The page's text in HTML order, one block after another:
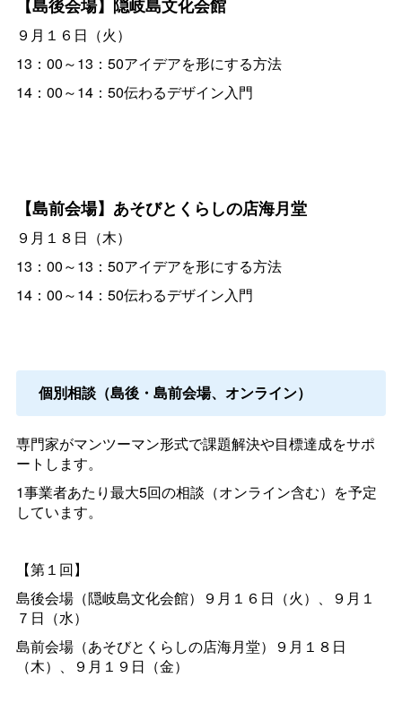
【島後会場】隠岐島文化会館
９月１６日（火）
13：00～13：50アイデアを形にする方法
14：00～14：50伝わるデザイン入門
【島前会場】あそびとくらしの店海月堂
９月１８日（木）
13：00～13：50アイデアを形にする方法
14：00～14：50伝わるデザイン入門
個別相談（島後・島前会場、オンライン）
専門家がマンツーマン形式で課題解決や目標達成をサポ
ートします。
1事業者あたり最大5回の相談（オンライン含む）を予定
しています。
【第１回】
島後会場（隠岐島文化会館）９月１６日（火）、９月１
７日（水）
島前会場（あそびとくらしの店海月堂）９月１８日
（木）、９月１９日（金）